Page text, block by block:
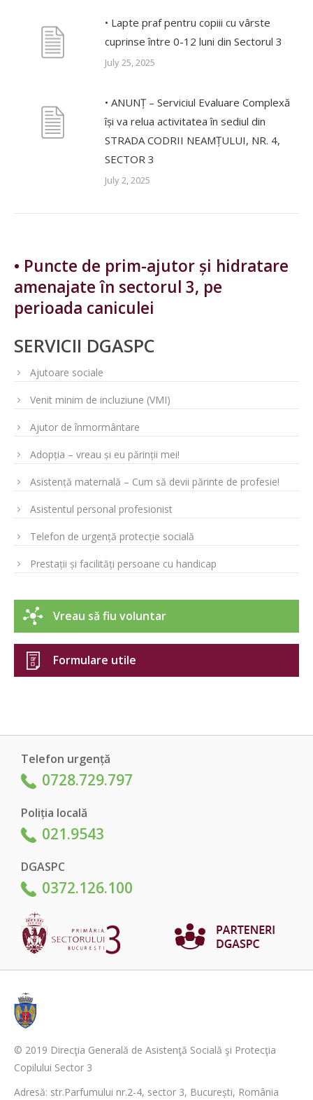
• Lapte praf pentru copiii cu vârste
cuprinse între 0-12 luni din Sectorul 3
July 25, 2025
• ANUNȚ – Serviciul Evaluare Complexă
își va relua activitatea în sediul din
STRADA CODRII NEAMȚULUI, NR. 4,
SECTOR 3
July 2, 2025
• Puncte de prim-ajutor și hidratare
amenajate în sectorul 3, pe
perioada caniculei
SERVICII DGASPC
Ajutoare sociale
Venit minim de incluziune (VMI)
Ajutor de înmormântare
Adopția – vreau și eu părinții mei!
Asistență maternală – Cum să devii părinte de profesie!
Asistentul personal profesionist
Telefon de urgență protecție socială
Prestații și facilități persoane cu handicap
Vreau să fiu voluntar
Formulare utile
Telefon urgență
0728.729.797
Poliția locală
021.9543
DGASPC
0372.126.100
© 2019 Direcţia Generală de Asistenţă Socială şi Protecţia
Copilului Sector 3
Adresă: str.Parfumului nr.2-4, sector 3, București, România